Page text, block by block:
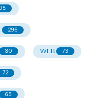
296
80 WEB 73
72
65